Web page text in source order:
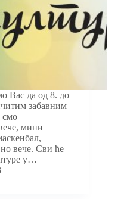
Вас да од 8. до
забавним
смо
мини
вече. Сви ће
у…